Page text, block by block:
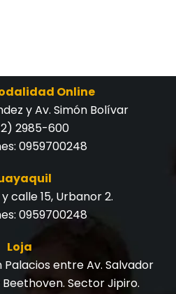
Online
y Av. Simón Bolívar
2985-600
0959700248
calle 15, Urbanor 2.
0959700248
Loja
entre Av. Salvador
Sector Jipiro.